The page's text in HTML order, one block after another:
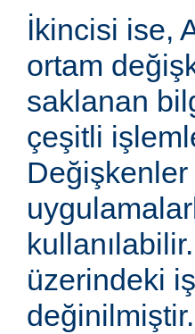
İkincisi ise,
ortam
saklanan
çeşitli
üzerindeki
değinilmiştir.